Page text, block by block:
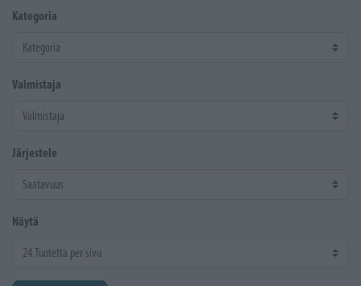
Kategoria
Valmistaja
Järjestele
Näytä